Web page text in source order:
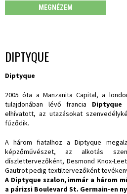
MEGNÉZEM
DIPTYQUE
Diptyque
2005 óta a Manzanita Capital, a
tulajdonában lévő francia Diptyque
elhívatott, az utazásokat
fűződik.
A három fiatalhoz a Diptyque
képzőművészet, az alkotás
díszlettervezőként, Desmond Knox-
Gautrot pedig textiltervezőként
A Diptyque szalon, immár a három
a párizsi Boulevard St. Germain-en